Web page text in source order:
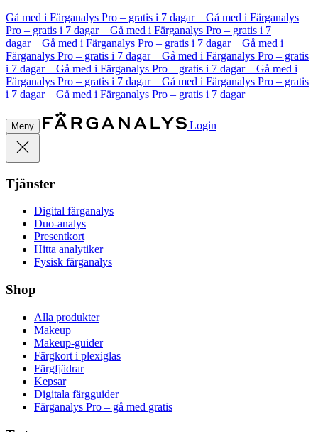
Gå med i Färganalys Pro – gratis i 7 dagar Gå med i Färganalys
Pro – gratis i 7 dagar Gå med i Färganalys Pro – gratis i 7
dagar Gå med i Färganalys Pro – gratis i 7 dagar Gå med i
Färganalys Pro – gratis i 7 dagar Gå med i Färganalys Pro – gratis
i 7 dagar Gå med i Färganalys Pro – gratis i 7 dagar Gå med i
Färganalys Pro – gratis i 7 dagar Gå med i Färganalys Pro – gratis
i 7 dagar Gå med i Färganalys Pro – gratis i 7 dagar
Meny Login
Tjänster
Digital färganalys
Duo-analys
Presentkort
Hitta analytiker
Fysisk färganalys
Shop
Alla produkter
Makeup
Makeup-guider
Färgkort i plexiglas
Färgfjädrar
Kepsar
Digitala färgguider
Färganalys Pro – gå med gratis